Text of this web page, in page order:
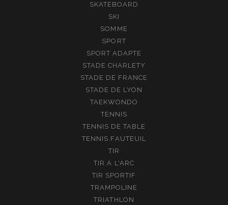
SKATEBOARD
SKI
SOMME
SPORT
SPORT ADAPTE
STADE CHARLETY
STADE DE FRANCE
STADE DE LYON
TAEKWONDO
TENNIS
TENNIS DE TABLE
TENNIS FAUTEUIL
TIR
TIR A L'ARC
TIR SPORTIF
TRAMPOLINE
TRIATHLON